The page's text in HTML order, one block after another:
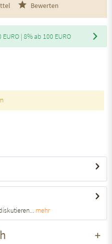
Bewerten
EURO | 8% ab 100 EURO
mehr